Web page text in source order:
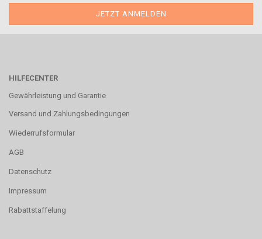
HILFECENTER
Gewährleistung und Garantie
Versand und Zahlungsbedingungen
Wiederrufsformular
AGB
Datenschutz
Impressum
Rabattstaffelung